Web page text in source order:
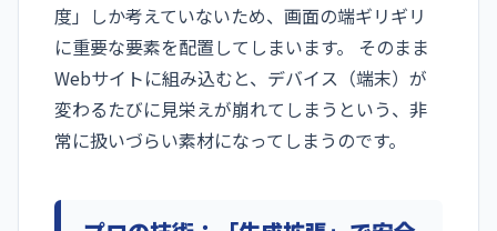
度」しか考えていないため、画面の端ギリギリ
に重要な要素を配置してしまいます。 そのまま
Webサイトに組み込むと、デバイス（端末）が
変わるたびに見栄えが崩れてしまうという、非
常に扱いづらい素材になってしまうのです。